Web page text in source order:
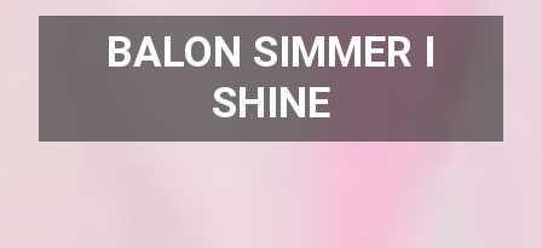
BALON SIMMER I
SHINE